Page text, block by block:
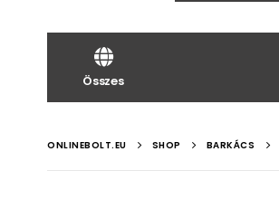
Összes
ONLINEBOLT.EU SHOP BARKÁCS